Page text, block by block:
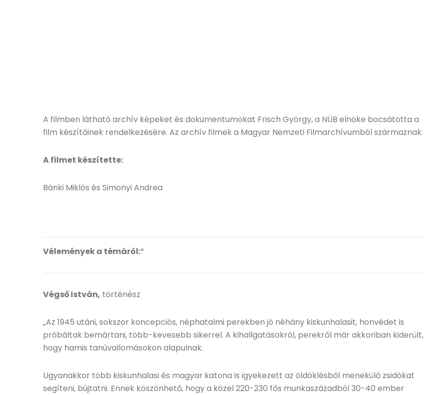
A filmben látható archív képeket és dokumentumokat Frisch György, a NÜB elnöke bocsátotta a
film készítőinek rendelkezésére. Az archív filmek a Magyar Nemzeti Filmarchívumból származnak.
A filmet készítette:
Bánki Miklós és Simonyi Andrea
Vélemények a témáról:*
Végső István, történész
„Az 1945 utáni, sokszor koncepciós, néphatalmi perekben jó néhány kiskunhalasit, honvédet is
próbáltak bemártani, több-kevesebb sikerrel. A kihallgatásokról, perekről már akkoriban kiderült,
hogy hamis tanúvallomásokon alapulnak.
Ugyanakkor több kiskunhalasi és magyar katona is igyekezett az öldöklésből menekülő zsidókat
segíteni, bújtatni. Ennek köszönhető, hogy a közel 220-230 fős munkaszázadból 30-40 ember